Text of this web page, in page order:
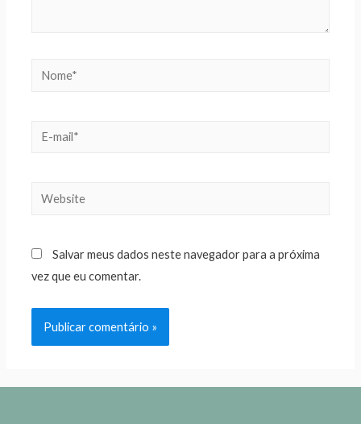
Salvar meus dados neste navegador para a próxima
vez que eu comentar.